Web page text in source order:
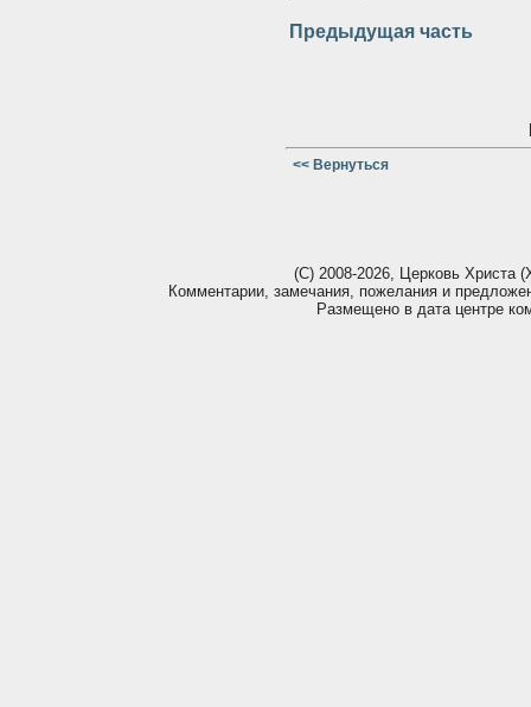
Предыдущая часть
<< Вернуться
(С) 2008-2026, Церковь Христа
Комментарии, замечания, пожелания и
Размещено в дата центре